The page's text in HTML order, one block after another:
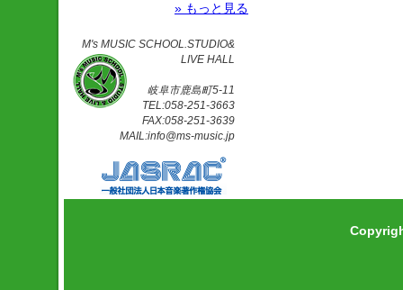
» もっと見る
M's MUSIC SCHOOL.STUDIO&
LIVE HALL
岐阜市鹿島町5-11
TEL:058-251-3663
FAX:058-251-3639
MAIL:info@ms-music.jp